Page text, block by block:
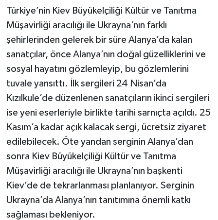
Türkiye’nin Kiev Büyükelçiliği Kültür ve Tanıtma
Müşavirliği aracılığı ile Ukrayna’nın farklı
şehirlerinden gelerek bir süre Alanya’da kalan
sanatçılar, önce Alanya’nın doğal güzelliklerini ve
sosyal hayatını gözlemleyip, bu gözlemlerini
tuvale yansıttı. İlk sergileri 24 Nisan’da
Kızılkule’de düzenlenen sanatçıların ikinci sergileri
ise yeni eserleriyle birlikte tarihi sarnıçta açıldı. 25
Kasım’a kadar açık kalacak sergi, ücretsiz ziyaret
edilebilecek. Öte yandan serginin Alanya’dan
sonra Kiev Büyükelçiliği Kültür ve Tanıtma
Müşavirliği aracılığı ile Ukrayna’nın başkenti
Kiev’de de tekrarlanması planlanıyor. Serginin
Ukrayna’da Alanya’nın tanıtımına önemli katkı
sağlaması bekleniyor.